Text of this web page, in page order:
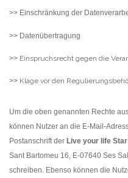
>> Einschränkung der
>> Datenübertragung
>> Einspruchsrecht gegen die
>> Klage vor den
Um die oben genannten Rechte
können Nutzer an die E-Mail-
Postanschrift der Live your life
Sant Bartomeu 16, E-07640 Ses
schreiben. Ebenso können die